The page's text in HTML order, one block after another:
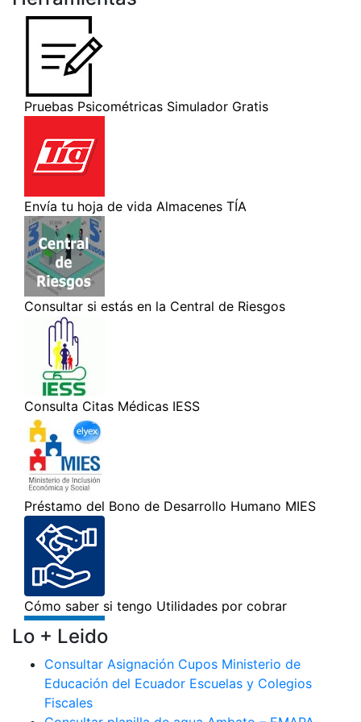
Lo + Leido
Consultar Asignación Cupos Ministerio de
Educación del Ecuador Escuelas y Colegios
Fiscales